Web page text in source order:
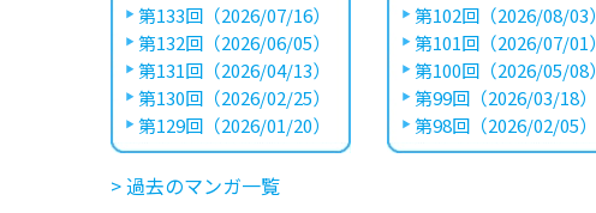
第133回（2026/07/16）
第132回（2026/06/05）
第131回（2026/04/13）
第130回（2026/02/25）
第129回（2026/01/20）
第102回（2026/08/03）
第101回（2026/07/01）
第100回（2026/05/08）
第99回（2026/03/18）
第98回（2026/02/05）
> 過去のマンガ一覧